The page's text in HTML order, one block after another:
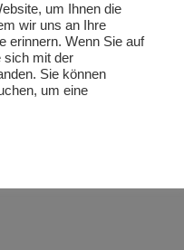
um Ihnen die
wir uns an Ihre
erinnern. Wenn Sie auf
sich mit der
Sie können
um eine